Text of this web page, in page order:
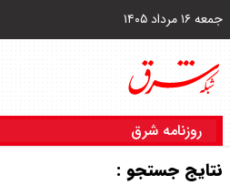
جمعه ۱۶ مرداد ۱۴۰۵
روزنامه شرق
نتایج جستجو :